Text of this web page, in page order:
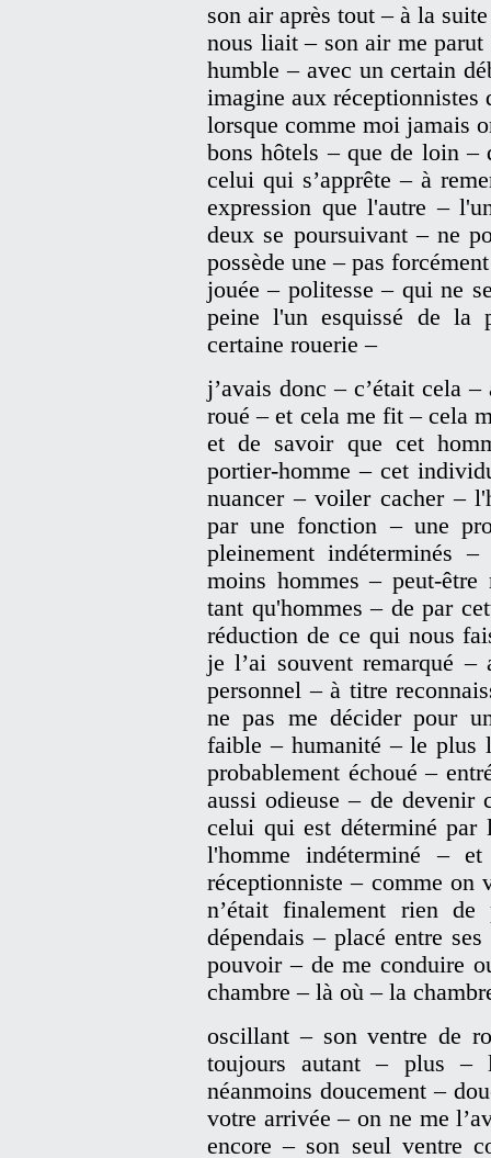
son air après tout – à la
nous liait – son air me parut
humble – avec un certain
imagine aux réceptionnistes
lorsque comme moi jamais
bons hôtels – que de loin –
celui qui s’apprête – à
expression que l'autre –
deux se poursuivant – ne
possède une – pas
jouée – politesse – qui ne
peine l'un esquissé de la
certaine rouerie –
j’avais donc – c’était cela
roué – et cela me fit – cela
et de savoir que cet
portier-homme – cet
nuancer – voiler cacher –
par une fonction – une
pleinement indéterminés
moins hommes – peut-
tant qu'hommes – de par
réduction de ce qui nous
je l’ai souvent remarqué
personnel – à titre
ne pas me décider pour
faible – humanité – le plus
probablement échoué –
aussi odieuse – de
celui qui est déterminé par
l'homme indéterminé –
réceptionniste – comme on
n’était finalement rien
dépendais – placé entre
pouvoir – de me conduire
chambre – là où – la
oscillant – son ventre de
toujours autant – plus –
néanmoins doucement –
votre arrivée – on ne me
encore – son seul ventre